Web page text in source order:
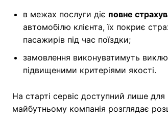
в межах послуги діє повне
автомобілю клієнта, їх покриє
пасажирів під час поїздки;
замовлення виконуватимуть
підвищеними критеріями якості.
На старті сервіс доступний лише
майбутньому компанія розглядає